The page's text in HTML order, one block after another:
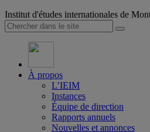
Institut d'études internationales de
À propos
L’IEIM
Instances
Équipe de direction
Rapports annuels
Nouvelles et annonces